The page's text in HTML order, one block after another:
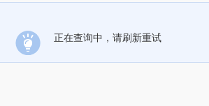
正在查询中，请刷新重试